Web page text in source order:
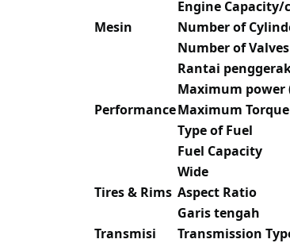
Mesin
Engine Capacity/
Number of
Number of Valves
Performance
Rantai
Maximum power
Maximum
Type of Fuel
Fuel Capacity
Tires & Rims
Wide
Aspect Ratio
Garis tengah
Transmisi
Transmission